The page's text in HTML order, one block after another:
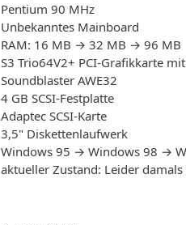
Pentium 90 MHz
Unbekanntes Mainboard
RAM: 16 MB → 32 MB → 96 MB
S3 Trio64V2+ PCI-Grafikkarte
Soundblaster AWE32
4 GB SCSI-Festplatte
Adaptec SCSI-Karte
3,5" Diskettenlaufwerk
Windows 95 → Windows 98 →
aktueller Zustand: Leider